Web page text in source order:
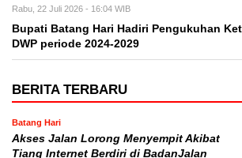
Rabu, 22 Juli 2026 - 16:04 WIB
Bupati Batang Hari Hadiri Pengukuhan
DWP periode 2024-2029
BERITA TERBARU
Batang Hari
Akses Jalan Lorong Menyempit Akibat
Tiang Internet Berdiri di BadanJalan